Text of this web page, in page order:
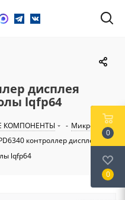
дисплея
lqfp64
КОМПОНЕНТЫ - Микросхемы
контроллер дисплея
lqfp64
0
0